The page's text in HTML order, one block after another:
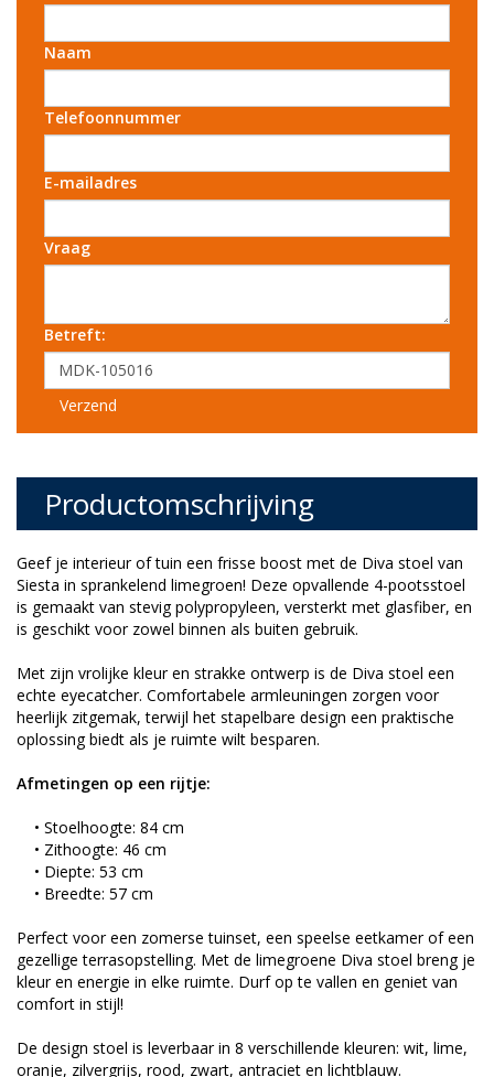
Naam
Telefoonnummer
E-mailadres
Vraag
Betreft:
Verzend
Productomschrijving
Geef je interieur of tuin een frisse boost met de Diva stoel van
Siesta in sprankelend limegroen! Deze opvallende 4-pootsstoel
is gemaakt van stevig polypropyleen, versterkt met glasfiber, en
is geschikt voor zowel binnen als buiten gebruik.
Met zijn vrolijke kleur en strakke ontwerp is de Diva stoel een
echte eyecatcher. Comfortabele armleuningen zorgen voor
heerlijk zitgemak, terwijl het stapelbare design een praktische
oplossing biedt als je ruimte wilt besparen.
Afmetingen op een rijtje:
• Stoelhoogte: 84 cm
• Zithoogte: 46 cm
• Diepte: 53 cm
• Breedte: 57 cm
Perfect voor een zomerse tuinset, een speelse eetkamer of een
gezellige terrasopstelling. Met de limegroene Diva stoel breng je
kleur en energie in elke ruimte. Durf op te vallen en geniet van
comfort in stijl!
De design stoel is leverbaar in 8 verschillende kleuren: wit, lime,
oranje, zilvergrijs, rood, zwart, antraciet en lichtblauw.